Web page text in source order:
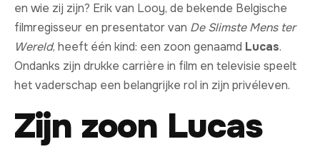
en wie zij zijn? Erik van Looy, de bekende Belgische
filmregisseur en presentator van De Slimste Mens ter
Wereld, heeft één kind: een zoon genaamd Lucas.
Ondanks zijn drukke carrière in film en televisie speelt
het vaderschap een belangrijke rol in zijn privéleven.
Zijn zoon Lucas